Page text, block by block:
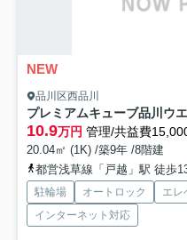
NEW
品川区西品川
プレミアムキューブ品川ウ
10.9万円 管理/共益費
20.04㎡ (1K) /築9年 /8階建
都営浅草線「戸越」駅 徒歩
駐輪場 オートロック エレ
インターネット対応